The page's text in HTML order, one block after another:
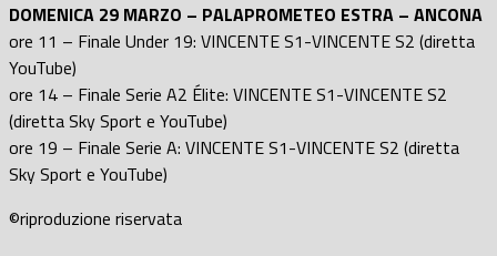
DOMENICA 29 MARZO – PALAPROMETEO ESTRA – ANCONA
ore 11 – Finale Under 19: VINCENTE S1-VINCENTE S2 (diretta
YouTube)
ore 14 – Finale Serie A2 Élite: VINCENTE S1-VINCENTE S2
(diretta Sky Sport e YouTube)
ore 19 – Finale Serie A: VINCENTE S1-VINCENTE S2 (diretta
Sky Sport e YouTube)
©riproduzione riservata